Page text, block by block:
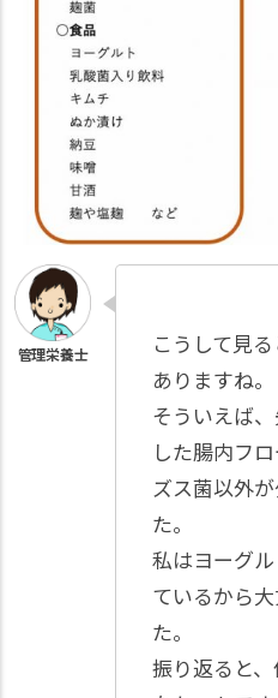
こうして見
ありますね。
そういえば
した腸内フ
ズス菌以外
た。
私はヨーグ
ているから
た。
振り返ると